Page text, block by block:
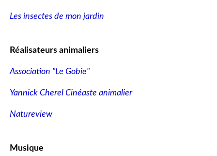
Les insectes de mon jardin
Réalisateurs animaliers
Association "Le Gobie"
Yannick Cherel Cinéaste animalier
Natureview
Musique